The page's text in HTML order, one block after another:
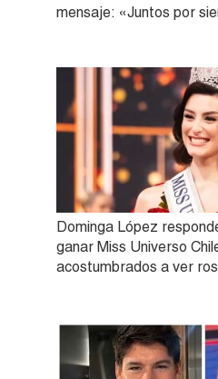
mensaje: «Juntos por
Dominga López
ganar Miss Universo
acostumbrados a ver